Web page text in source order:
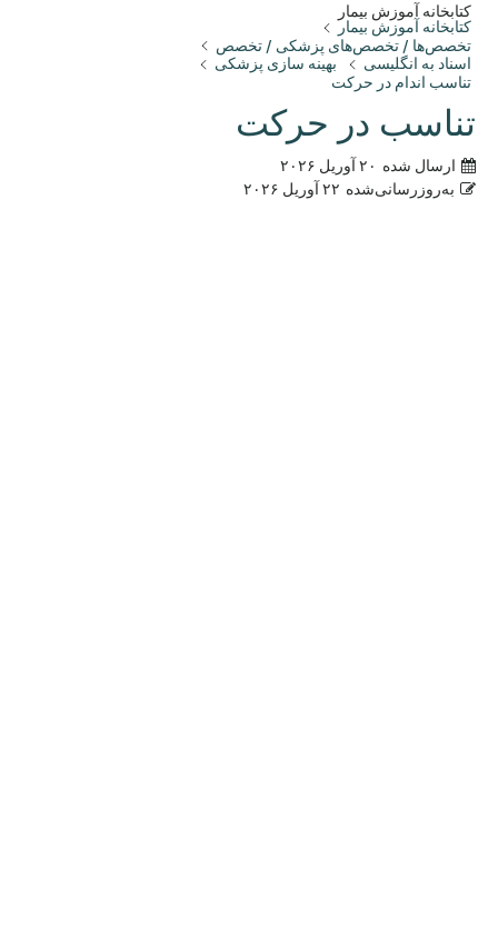
کتابخانه آموزش بیمار
کتابخانه آموزش بیمار
تخصص‌ها / تخصص‌های پزشکی / تخصص
اسناد به انگلیسی
بهینه سازی پزشکی
تناسب اندام در حرکت
تناسب در حرکت
ارسال شده ۲۰ آوریل ۲۰۲۶
به‌روزرسانی‌شده ۲۲ آوریل ۲۰۲۶